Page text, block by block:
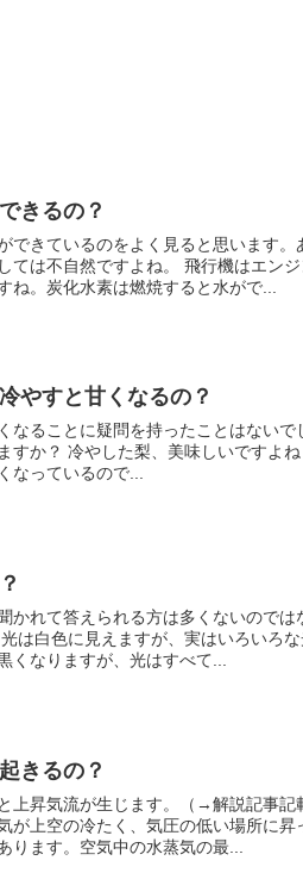
きるの？
できているのをよく見ると思います。
飛行機はエンジンで燃料を燃焼させて
ね。炭化水素は燃焼すると水がで...
やすと甘くなるの？
なることに疑問を持ったことはないで
は梨大好きです！
なっているので...
れて答えられる方は多くないのではない
くなりますが、光はすべて...
きるの？
流が生じます。（→解説記事記載予定） 上
上空の冷たく、気圧の低い場所に昇って
ります。空気中の水蒸気の最...